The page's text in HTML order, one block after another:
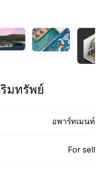
มทรัพย์
อพาร์ทเมนท์
For sell